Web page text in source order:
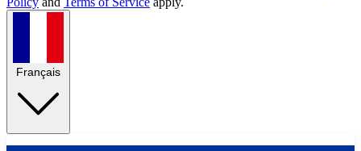
Français